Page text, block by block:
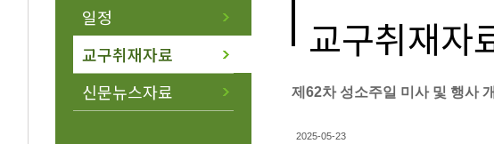
일정
교구취재자료
신문뉴스자료
교구취재자
제62차 성소주일 미사 및 행사
2025-05-23